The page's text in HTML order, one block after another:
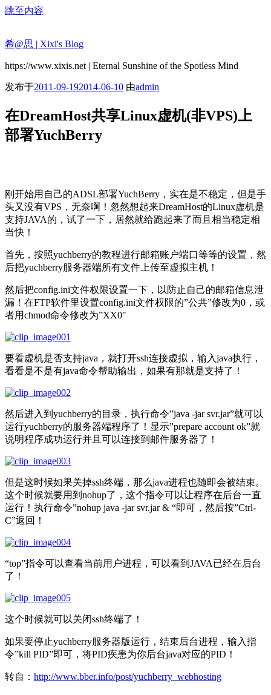
跳至内容
希@思 | Xixi's Blog
https://www.xixis.net | Eternal Sunshine of the Spotless Mind
发布于2011-09-192014-06-10 由admin
在DreamHost共享Linux虚机(非VPS)上
部署YuchBerry
刚开始用自己的ADSL部署YuchBerry，实在是不稳定，但是手
头又没有VPS，无奈啊！忽然想起来DreamHost的Linux虚机是
支持JAVA的，试了一下，居然就给跑起来了而且相当稳定相
当快！
首先，按照yuchberry的教程进行邮箱账户端口等等的设置，然
后把yuchberry服务器端所有文件上传至虚拟主机！
然后把config.ini文件权限设置一下，以防止自己的邮箱信息泄
漏！在FTP软件里设置config.ini文件权限的”公共”修改为0，或
者用chmod命令修改为”XX0″
要看虚机是否支持java，就打开ssh连接虚拟，输入java执行，
看看是不是有java命令帮助输出，如果有那就是支持了！
然后进入到yuchberry的目录，执行命令”java -jar svr.jar”就可以
运行yuchberry的服务器端程序了！显示”prepare account ok”就
说明程序成功运行并且可以连接到邮件服务器了！
但是这时候如果关掉ssh终端，那么java进程也随即会被结束。
这个时候就要用到nohup了，这个指令可以让程序在后台一直
运行！执行命令”nohup java -jar svr.jar & “即可，然后按”Ctrl-
C”返回！
“top”指令可以查看当前用户进程，可以看到JAVA已经在后台
了！
这个时候就可以关闭ssh终端了！
如果要停止yuchberry服务器版运行，结束后台进程，输入指
令”kill PID”即可，将PID疾患为你后台java对应的PID！
转自： http://www.bber.info/post/yuchberry_webhosting